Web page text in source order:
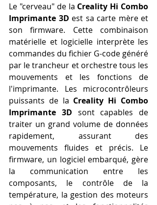
Le "cerveau" de la Creality Hi Combo
Imprimante 3D est sa carte mère et
son firmware. Cette combinaison
matérielle et logicielle interprète les
commandes du fichier G-code généré
par le trancheur et orchestre tous les
mouvements et les fonctions de
l'imprimante. Les microcontrôleurs
puissants de la Creality Hi Combo
Imprimante 3D sont capables de
traiter un grand volume de données
rapidement, assurant des
mouvements fluides et précis. Le
firmware, un logiciel embarqué, gère
la communication entre les
composants, le contrôle de la
température, la gestion des moteurs